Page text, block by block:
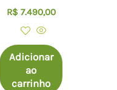
R$7.490,00
Adicionar
ao
carrinho